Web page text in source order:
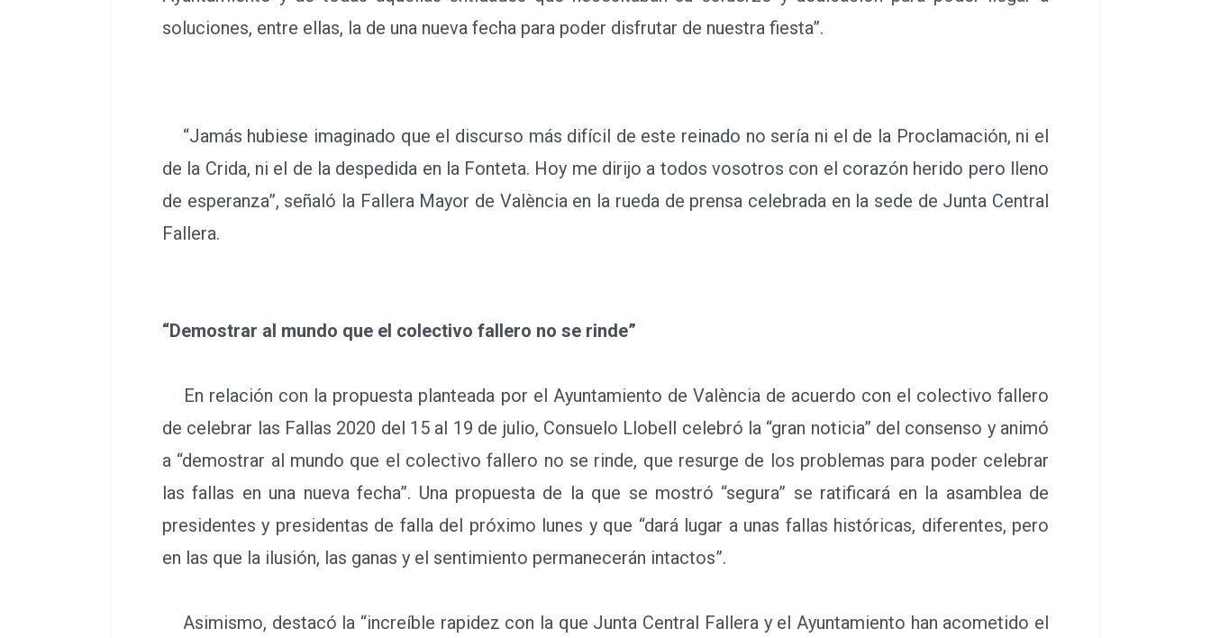
soluciones, entre ellas, la de una nueva fecha para poder disfrutar de nuestra fiesta”.
“Jamás hubiese imaginado que el discurso más difícil de este reinado no sería ni el de la Proclamación, ni el
de la Crida, ni el de la despedida en la Fonteta. Hoy me dirijo a todos vosotros con el corazón herido pero lleno
de esperanza”, señaló la Fallera Mayor de València en la rueda de prensa celebrada en la sede de Junta Central
Fallera.
“Demostrar al mundo que el colectivo fallero no se rinde”
En relación con la propuesta planteada por el Ayuntamiento de València de acuerdo con el colectivo fallero
de celebrar las Fallas 2020 del 15 al 19 de julio, Consuelo Llobell celebró la “gran noticia” del consenso y animó
a “demostrar al mundo que el colectivo fallero no se rinde, que resurge de los problemas para poder celebrar
las fallas en una nueva fecha”. Una propuesta de la que se mostró “segura” se ratificará en la asamblea de
presidentes y presidentas de falla del próximo lunes y que “dará lugar a unas fallas históricas, diferentes, pero
en las que la ilusión, las ganas y el sentimiento permanecerán intactos”.
Asimismo, destacó la “increíble rapidez con la que Junta Central Fallera y el Ayuntamiento han acometido el